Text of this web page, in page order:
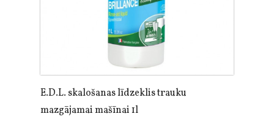
E.D.L. skalošanas līdzeklis trauku
mazgājamai mašīnai 1l